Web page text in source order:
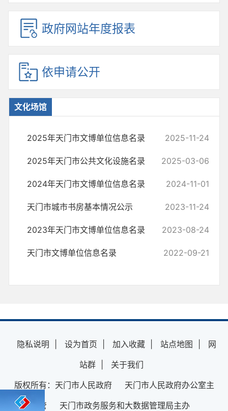
政府网站年度报表
依申请公开
文化场馆
2025年天门市文博单位信息名录 2025-11-24
2025年天门市公共文化设施名录 2025-03-06
2024年天门市文博单位信息名录 2024-11-01
​天门市城市书房基本情况公示 2023-11-24
2023年天门市文博单位信息名录 2023-08-24
天门市文博单位信息名录 2022-09-21
隐私说明 设为首页 加入收藏 站点地图
网
站群
关于我们
版权所有：天门市人民政府 天门市人民政府办公室主
管 天门市政务服务和大数据管理局主办